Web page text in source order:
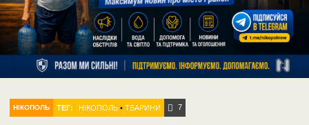
НІКОПОЛЬ ТЕГ: НІКОПОЛЬ •ТВАРИНИ 7